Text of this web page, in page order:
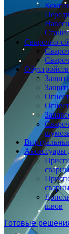
Сварочно-
Аксессуары
швов
Готовые